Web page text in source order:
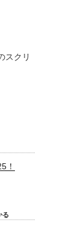
スクリ
！
る